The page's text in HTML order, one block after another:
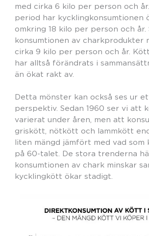
med cirka 6 kilo per person och
period har kycklingkonsumtionen
omkring 18 kilo per person och år.
konsumtionen av charkprodukter
cirka 9 kilo per person och år.
har alltså förändrats i
än ökat rakt av.
Detta mönster kan också ses ur
perspektiv. Sedan 1960 ser vi att
varierat under åren, men att
griskött, nötkött och lammkött
liten mängd jämfört med vad som
på 60-talet. De stora trenderna
konsumtionen av chark minskar
kycklingkött ökar stadigt.